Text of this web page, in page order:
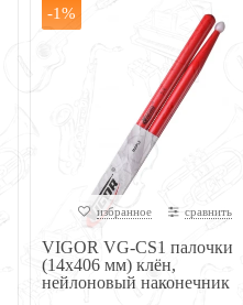
-1%
избранное сравнить
VIGOR VG-CS1 палочки
(14х406 мм) клён,
нейлоновый наконечник